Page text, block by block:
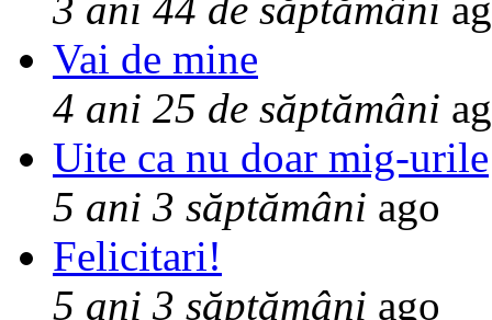
3 ani 44 de săptămâni
Vai de mine
4 ani 25 de săptămâni
Uite ca nu doar mig-urile
5 ani 3 săptămâni ago
Felicitari!
5 ani 3 săptămâni ago